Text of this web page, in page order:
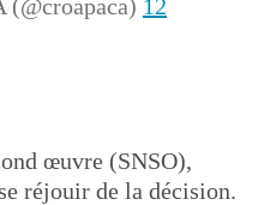
(@croapaca) 12
œuvre (SNSO),
réjouir de la décision.